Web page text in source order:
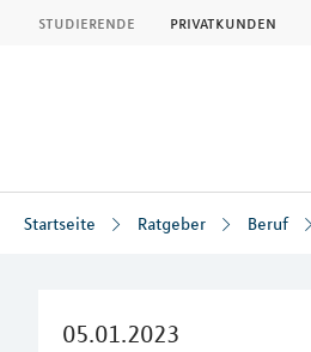
studierende privatkunden
Startseite Ratgeber Beruf
05.01.2023